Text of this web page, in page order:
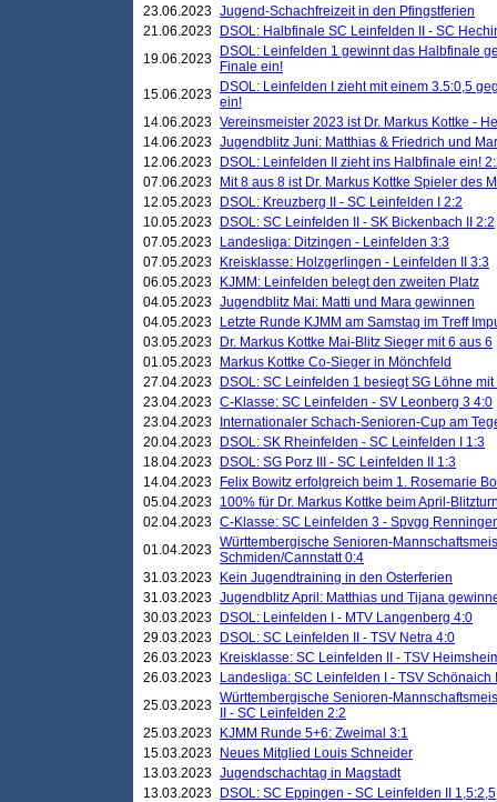
23.06.2023 Jugend-Schachfreizeit in den Pfingstferien
21.06.2023
DSOL: Halbfinale SC Leinfelden II - SC
19.06.2023
DSOL: Leinfelden 1 gewinnt das Halbfinale
Finale ein!
15.06.2023
DSOL: Leinfelden I zieht mit einem 3.5:0,5
ein!
14.06.2023 Vereinsmeister 2023 ist Dr. Markus Kottke -
14.06.2023 Jugendblitz Juni: Matthias & Friedrich und
12.06.2023
DSOL: Leinfelden II zieht ins Halbfinale ein!
07.06.2023
Mit 8 aus 8 ist Dr. Markus Kottke Spieler des
12.05.2023
DSOL: Kreuzberg II - SC Leinfelden I 2:2
10.05.2023
DSOL: SC Leinfelden II - SK Bickenbach II 2:2
07.05.2023
Landesliga: Ditzingen - Leinfelden 3:3
07.05.2023
Kreisklasse: Holzgerlingen - Leinfelden II 3:3
06.05.2023
KJMM: Leinfelden belegt den zweiten Platz
04.05.2023 Jugendblitz Mai: Matti und Mara gewinnen
04.05.2023
Letzte Runde KJMM am Samstag im Treff
03.05.2023
Dr. Markus Kottke Mai-Blitz Sieger mit 6 aus 6
01.05.2023
Markus Kottke Co-Sieger in Mönchfeld
27.04.2023
DSOL: SC Leinfelden 1 besiegt SG Löhne mit
23.04.2023 C-Klasse: SC Leinfelden - SV Leonberg 3 4:0
23.04.2023
Internationaler Schach-Senioren-Cup am
20.04.2023
DSOL: SK Rheinfelden - SC Leinfelden I 1:3
18.04.2023
DSOL: SG Porz III - SC Leinfelden II 1:3
14.04.2023
Felix Bowitz erfolgreich beim 1. Rosemarie
05.04.2023 100% für Dr. Markus Kottke beim April-
02.04.2023 C-Klasse: SC Leinfelden 3 - Spvgg
01.04.2023 Württembergische Senioren-
Schmiden/Cannstatt 0:4
31.03.2023
Kein Jugendtraining in den Osterferien
31.03.2023 Jugendblitz April: Matthias und Tijana
30.03.2023
DSOL: Leinfelden I - MTV Langenberg 4:0
29.03.2023
DSOL: SC Leinfelden II - TSV Netra 4:0
26.03.2023
Kreisklasse: SC Leinfelden II - TSV
26.03.2023
Landesliga: SC Leinfelden I - TSV Schönaich
25.03.2023 Württembergische Senioren-
II - SC Leinfelden 2:2
25.03.2023
KJMM Runde 5+6: Zweimal 3:1
15.03.2023
Neues Mitglied Louis Schneider
13.03.2023 Jugendschachtag in Magstadt
13.03.2023
DSOL: SC Eppingen - SC Leinfelden II 1,5:2,5